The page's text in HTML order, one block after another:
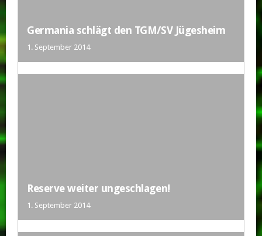
Germania schlägt den TGM/SV Jügesheim
1. September 2014
Reserve weiter ungeschlagen!
1. September 2014